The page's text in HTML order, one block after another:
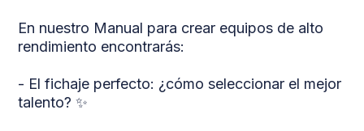
En nuestro Manual para crear equipos de alto
rendimiento encontrarás:
- El fichaje perfecto: ¿cómo seleccionar el mejor
talento? ✨